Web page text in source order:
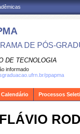
DE PÓS-
DE TECNOLOGIA
informado
ppapma
Calendário Processos